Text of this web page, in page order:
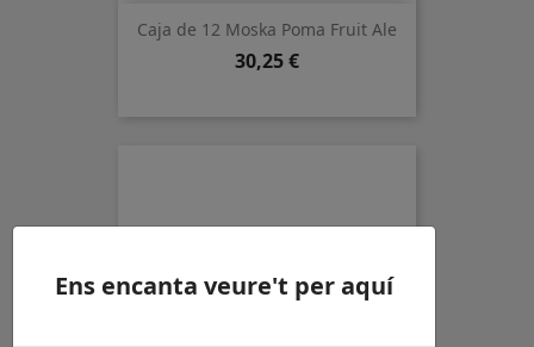
Caja de 12 Moska Poma Fruit Ale
Precio
30,25 €
Ens encanta veure't per aquí